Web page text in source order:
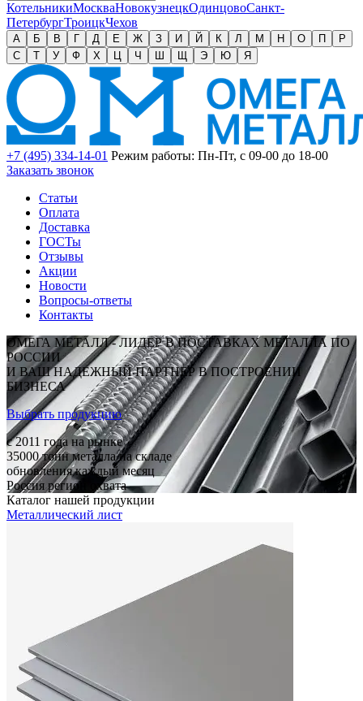
КотельникиМоскваНовокузнецкОдинцовоСанкт-
ПетербургТроицкЧехов
А Б В Г Д Е Ж З И Й К Л М Н О П
Р
С
Т У Ф Х Ц Ч Ш Щ Э Ю Я
+7 (495) 334-14-01 Режим работы: Пн-Пт, с 09-00 до 18-00
Заказать звонок
Статьи
Оплата
Доставка
ГОСТы
Отзывы
Акции
Новости
Вопросы-ответы
Контакты
ОМЕГА МЕТАЛЛ - ЛИДЕР В ПОСТАВКАХ МЕТАЛЛА ПО
РОССИИ
И ВАШ НАДЕЖНЫЙ ПАРТНЕР В ПОСТРОЕНИИ
БИЗНЕСА
Выбрать продукцию
c 2011 года на рынке
35000 тонн металла на складе
обновления каждый месяц
Россия регион охвата
Каталог нашей продукции
Металлический лист